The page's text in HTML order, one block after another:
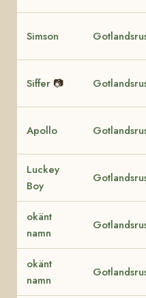
Simson
Siffer 📷
Apollo
Luckey
Boy
okänt
namn
okänt
namn